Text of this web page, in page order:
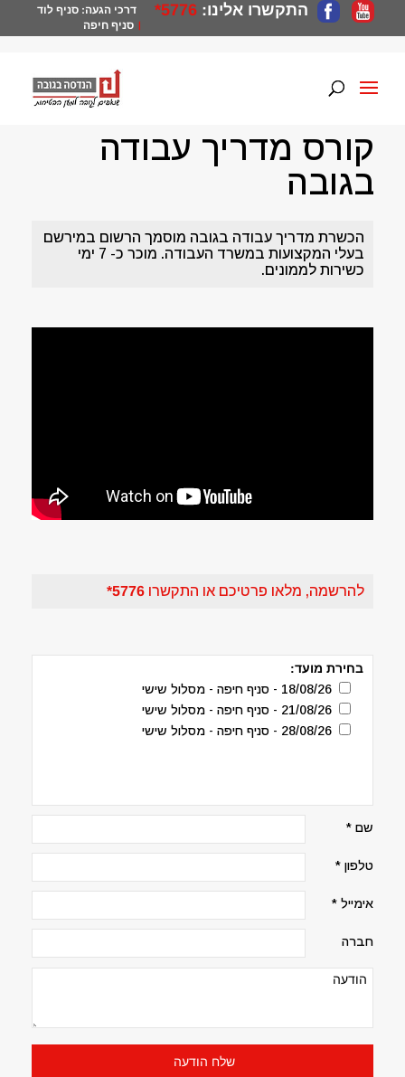
התקשרו אלינו: 5776* דרכי הגעה: סניף לוד
| סניף חיפה
הנדסה בגובה קורס מדריך עבודה בגובה
קורס מדריך עבודה
בגובה
הכשרת מדריך עבודה בגובה מוסמך הרשום במירשם
בעלי המקצועות במשרד העבודה. מוכר כ- 7 ימי
כשירות לממונים.
להרשמה, מלאו פרטיכם או התקשרו 5776*
בחירת מועד:
18/08/26 - סניף חיפה - מסלול שישי
21/08/26 - סניף חיפה - מסלול שישי
28/08/26 - סניף חיפה - מסלול שישי
שם *
טלפון *
אימייל *
חברה